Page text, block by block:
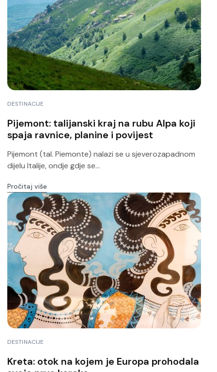
DESTINACIJE
Pijemont: talijanski kraj na rubu Alpa koji
spaja ravnice, planine i povijest
Pijemont (tal. Piemonte) nalazi se u sjeverozapadnom
dijelu Italije, ondje gdje se...
Pročitaj više
DESTINACIJE
Kreta: otok na kojem je Europa prohodala